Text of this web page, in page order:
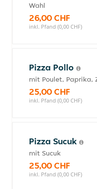
Wahl
26,00 CHF
inkl. Pfand (0,00 CHF)
Pizza Pollo
mit Poulet, Paprika,
25,00 CHF
inkl. Pfand (0,00 CHF)
Pizza Sucuk
mit Sucuk
25,00 CHF
inkl. Pfand (0,00 CHF)